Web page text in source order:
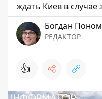
ждать Киев в случае
Богдан
РЕДАКТОР
👍